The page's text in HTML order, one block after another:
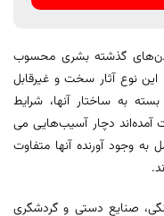
گذشته بشری محسوب
نوع آثار سخت و غیرقابل
به ساختار آنها، شرایط
آمده‌اند دچار آسیب‌هایی می
وجود آورنده آنها متفاوت
صنایع دستی و گردشگری